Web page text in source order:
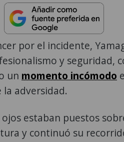
por el incidente,
y seguridad,
un momento incómodo
adversidad.
estaban puestos
y continuó su